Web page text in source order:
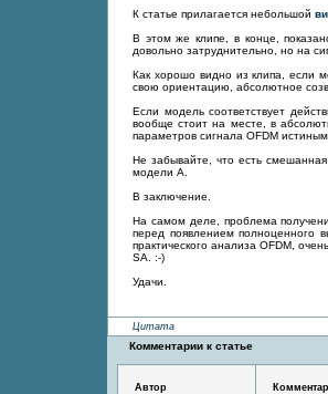
К статье прилагается небольшой
В этом же клипе, в конце,
довольно затруднительно, но на
Как хорошо видно из клипа, если
свою ориентацию, абсолютное
Если модель соответствует
вообще стоит на месте, в
параметров сигнала OFDM
Не забывайте, что есть
модели А.
В заключение.
На самом деле, проблема
перед появлением полноценного
практического анализа OFDM,
SA. :-)
Удачи.
Цитата
Комментарии к статье
Автор